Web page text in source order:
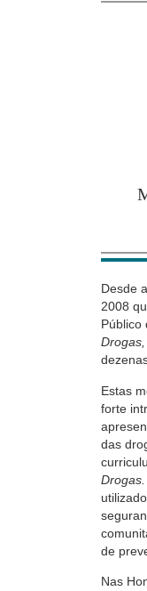
Desde
2008
Drogas,
Estas
forte
das
Drogas.
de
Nas